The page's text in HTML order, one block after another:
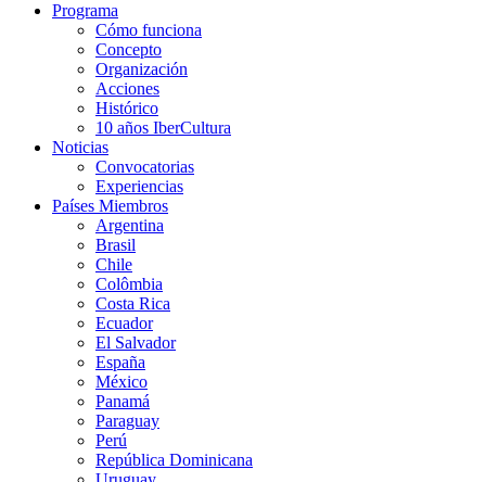
Programa
Cómo funciona
Concepto
Organización
Acciones
Histórico
10 años IberCultura
Noticias
Convocatorias
Experiencias
Países Miembros
Argentina
Brasil
Chile
Colômbia
Costa Rica
Ecuador
El Salvador
España
México
Panamá
Paraguay
Perú
República Dominicana